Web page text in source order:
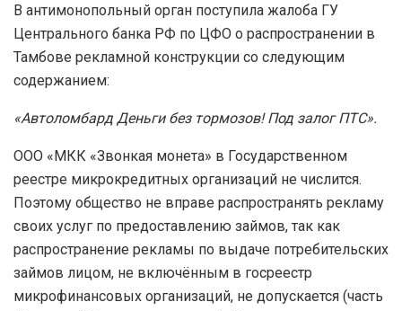
В антимонопольный орган поступила жалоба ГУ
Центрального банка РФ по ЦФО о распространении в
Тамбове рекламной конструкции со следующим
содержанием:
«Автоломбард Деньги без тормозов! Под залог ПТС».
ООО «МКК «Звонкая монета» в Государственном
реестре микрокредитных организаций не числится.
Поэтому общество не вправе распространять рекламу
своих услуг по предоставлению займов, так как
распространение рекламы по выдаче потребительских
займов лицом, не включённым в госреестр
микрофинансовых организаций, не допускается (часть